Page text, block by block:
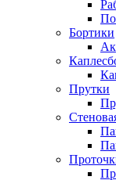
Бортики
Прутки